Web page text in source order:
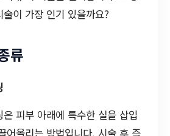
이 가장 인기 있을까요?
류
은 피부 아래에 특수한 실을 삽입